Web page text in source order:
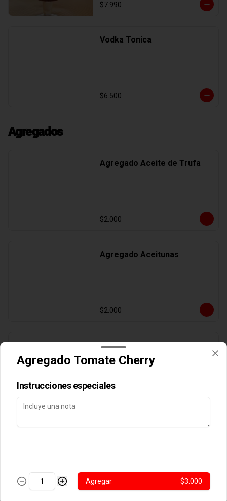
$7.990
Vodka Tonica
$6.500
Agregados
Agregado Aceite de Trufa
$2.000
Agregado Aceitunas
$2.000
Agregado Aji Verde
$2.000
Agregado Tomate Cherry
Instrucciones especiales
Agregar $3.000